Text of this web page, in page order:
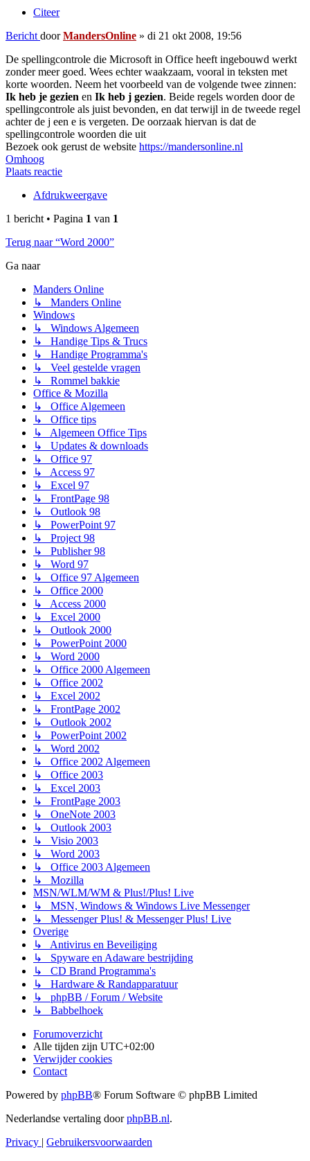
Citeer
Bericht doorMandersOnline » di 21 okt 2008, 19:56
De spellingcontrole die Microsoft in Office heeft ingebouwd werkt
zonder meer goed. Wees echter waakzaam, vooral in teksten met
korte woorden. Neem het voorbeeld van de volgende twee zinnen:
Ik heb je gezien en Ik heb j gezien. Beide regels worden door de
spellingcontrole als juist bevonden, en dat terwijl in de tweede regel
achter de j een e is vergeten. De oorzaak hiervan is dat de
spellingcontrole woorden die uit
Bezoek ook gerust de website https://mandersonline.nl
Omhoog
Plaats reactie
Afdrukweergave
1 bericht • Pagina 1 van 1
Terug naar “Word 2000”
Ga naar
Manders Online
↳ Manders Online
Windows
↳ Windows Algemeen
↳ Handige Tips & Trucs
↳ Handige Programma's
↳ Veel gestelde vragen
↳ Rommel bakkie
Office & Mozilla
↳ Office Algemeen
↳ Office tips
↳ Algemeen Office Tips
↳ Updates & downloads
↳ Office 97
↳ Access 97
↳ Excel 97
↳ FrontPage 98
↳ Outlook 98
↳ PowerPoint 97
↳ Project 98
↳ Publisher 98
↳ Word 97
↳ Office 97 Algemeen
↳ Office 2000
↳ Access 2000
↳ Excel 2000
↳ Outlook 2000
↳ PowerPoint 2000
↳ Word 2000
↳ Office 2000 Algemeen
↳ Office 2002
↳ Excel 2002
↳ FrontPage 2002
↳ Outlook 2002
↳ PowerPoint 2002
↳ Word 2002
↳ Office 2002 Algemeen
↳ Office 2003
↳ Excel 2003
↳ FrontPage 2003
↳ OneNote 2003
↳ Outlook 2003
↳ Visio 2003
↳ Word 2003
↳ Office 2003 Algemeen
↳ Mozilla
MSN/WLM/WM & Plus!/Plus! Live
↳ MSN, Windows & Windows Live Messenger
↳ Messenger Plus! & Messenger Plus! Live
Overige
↳ Antivirus en Beveiliging
↳ Spyware en Adaware bestrijding
↳ CD Brand Programma's
↳ Hardware & Randapparatuur
↳ phpBB / Forum / Website
↳ Babbelhoek
Forumoverzicht
Alle tijden zijn UTC+02:00
Verwijder cookies
Contact
Powered by phpBB® Forum Software © phpBB Limited
Nederlandse vertaling doorphpBB.nl.
Privacy | Gebruikersvoorwaarden